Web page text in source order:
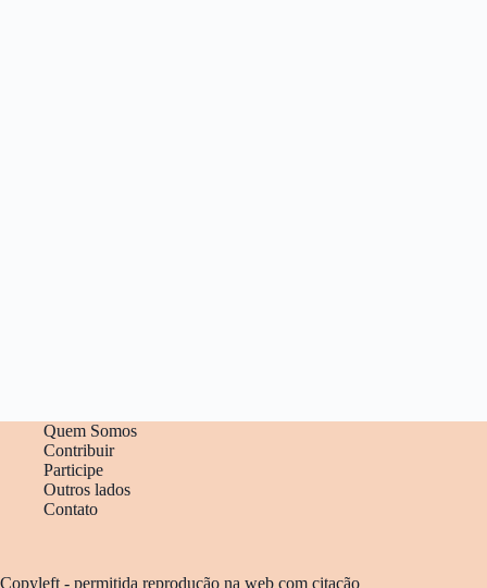
Quem Somos
Contribuir
Participe
Outros lados
Contato
Copyleft - permitida reprodução na web com citação